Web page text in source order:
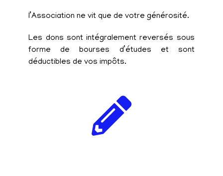
l’Association ne vit que de votre générosité.
Les dons sont intégralement reversés sous
forme de bourses d’études et sont
déductibles de vos impôts.